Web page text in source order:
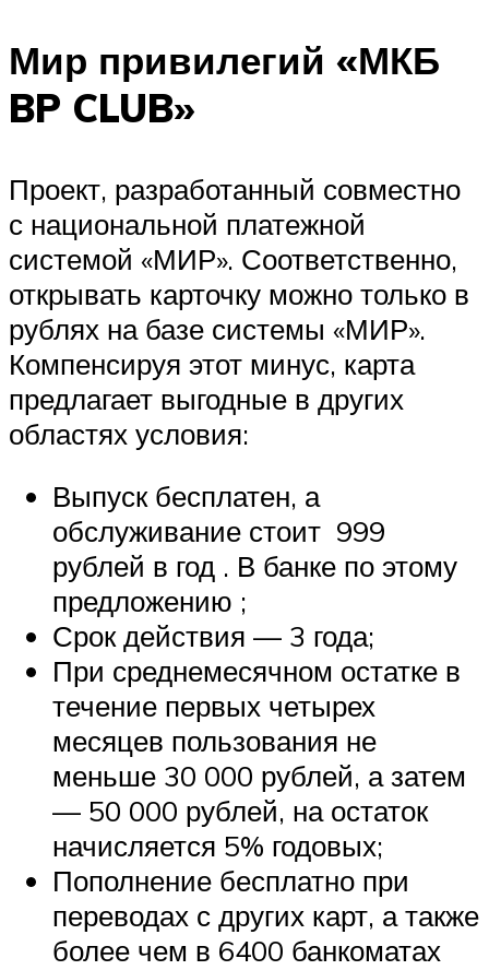
Мир привилегий «МКБ
BP CLUB»
Проект, разработанный совместно
с национальной платежной
системой «МИР». Соответственно,
открывать карточку можно только в
рублях на базе системы «МИР».
Компенсируя этот минус, карта
предлагает выгодные в других
областях условия:
Выпуск бесплатен, а
обслуживание стоит 999
рублей в год . В банке по этому
предложению ;
Срок действия — 3 года;
При среднемесячном остатке в
течение первых четырех
месяцев пользования не
меньше 30 000 рублей, а затем
— 50 000 рублей, на остаток
начисляется 5% годовых;
Пополнение бесплатно при
переводах с других карт, а также
более чем в 6400 банкоматах